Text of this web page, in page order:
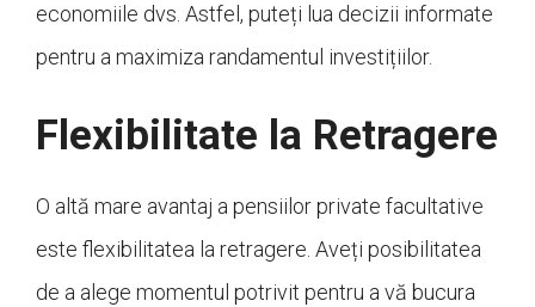
economiile dvs. Astfel, puteți lua decizii informate
pentru a maximiza randamentul investițiilor.
Flexibilitate la Retragere
O altă mare avantaj a pensiilor private facultative
este flexibilitatea la retragere. Aveți posibilitatea
de a alege momentul potrivit pentru a vă bucura